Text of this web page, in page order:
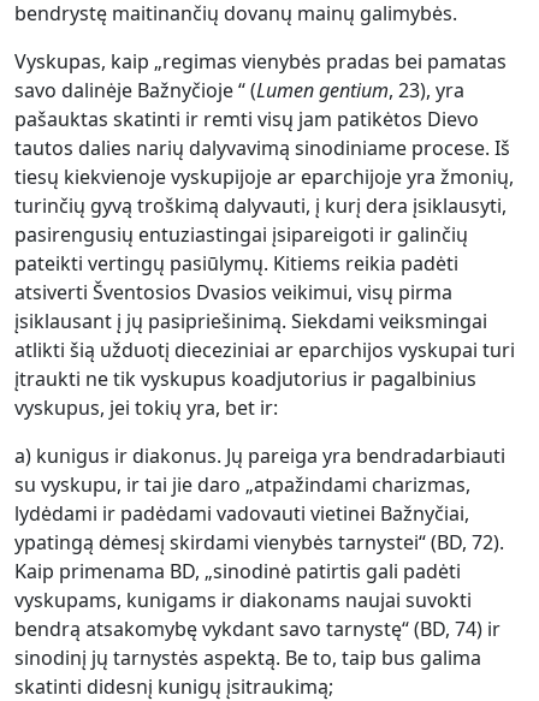
bendrystę maitinančių dovanų mainų galimybės.
Vyskupas, kaip „regimas vienybės pradas bei pamatas
savo dalinėje Bažnyčioje “ (Lumen gentium, 23), yra
pašauktas skatinti ir remti visų jam patikėtos Dievo
tautos dalies narių dalyvavimą sinodiniame procese. Iš
tiesų kiekvienoje vyskupijoje ar eparchijoje yra žmonių,
turinčių gyvą troškimą dalyvauti, į kurį dera įsiklausyti,
pasirengusių entuziastingai įsipareigoti ir galinčių
pateikti vertingų pasiūlymų. Kitiems reikia padėti
atsiverti Šventosios Dvasios veikimui, visų pirma
įsiklausant į jų pasipriešinimą. Siekdami veiksmingai
atlikti šią užduotį dieceziniai ar eparchijos vyskupai turi
įtraukti ne tik vyskupus koadjutorius ir pagalbinius
vyskupus, jei tokių yra, bet ir:
a) kunigus ir diakonus. Jų pareiga yra bendradarbiauti
su vyskupu, ir tai jie daro „atpažindami charizmas,
lydėdami ir padėdami vadovauti vietinei Bažnyčiai,
ypatingą dėmesį skirdami vienybės tarnystei“ (BD, 72).
Kaip primenama BD, „sinodinė patirtis gali padėti
vyskupams, kunigams ir diakonams naujai suvokti
bendrą atsakomybę vykdant savo tarnystę“ (BD, 74) ir
sinodinį jų tarnystės aspektą. Be to, taip bus galima
skatinti didesnį kunigų įsitraukimą;